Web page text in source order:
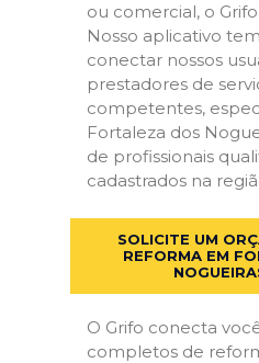
ou comercial, o
Nosso aplicativo
conectar nossos
prestadores de
competentes,
Fortaleza dos
de profissionais
cadastrados na
SOLICITE UM
REFORMA EM
O Grifo conecta
completos de